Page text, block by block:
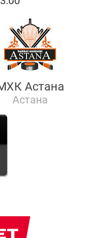
Астана
Астана